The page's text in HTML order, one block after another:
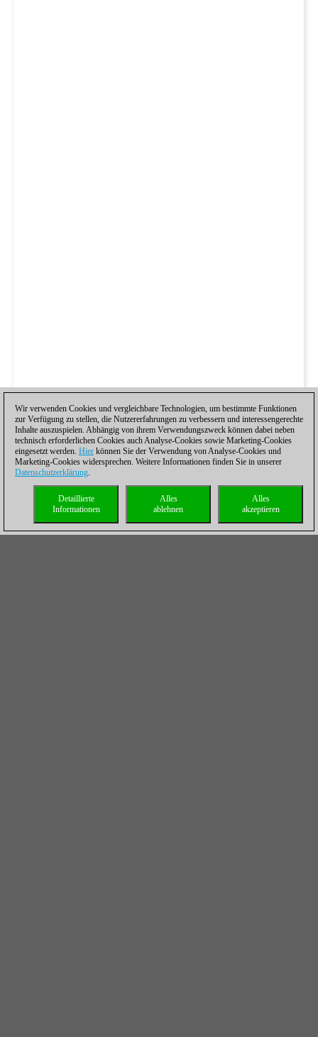
Wir verwenden Cookies und vergleichbare Technologien, um bestimmte Funktionen
zur Verfügung zu stellen, die Nutzererfahrungen zu verbessern und interessengerechte
Inhalte auszuspielen. Abhängig von ihrem Verwendungszweck können dabei neben
technisch erforderlichen Cookies auch Analyse-Cookies sowie Marketing-Cookies
eingesetzt werden. Hier können Sie der Verwendung von Analyse-Cookies und
Marketing-Cookies widersprechen. Weitere Informationen finden Sie in unserer
Datenschutzerklärung.
Alles
akzeptieren
Alles
ablehnen
Detaillierte
Informationen